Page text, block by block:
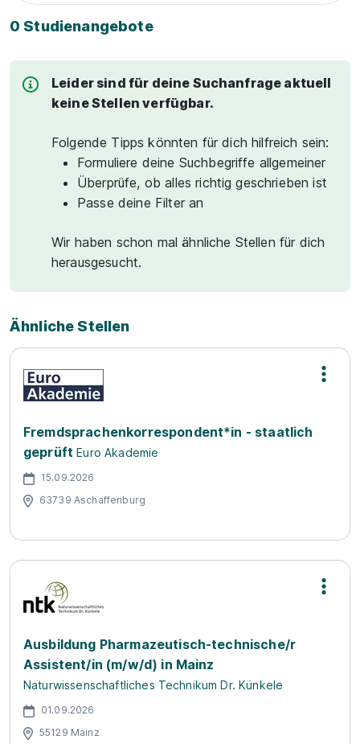
0 Studienangebote
Leider sind für deine Suchanfrage aktuell
keine Stellen verfügbar.
Folgende Tipps könnten für dich hilfreich sein:
Formuliere deine Suchbegriffe allgemeiner
Überprüfe, ob alles richtig geschrieben ist
Passe deine Filter an
Wir haben schon mal ähnliche Stellen für dich
herausgesucht.
Ähnliche Stellen
Fremdsprachenkorrespondent*in - staatlich
geprüft Euro Akademie
15.09.2026
63739 Aschaffenburg
Ausbildung Pharmazeutisch-technische/r
Assistent/in (m/w/d) in Mainz
Naturwissenschaftliches Technikum Dr. Künkele
01.09.2026
55129 Mainz